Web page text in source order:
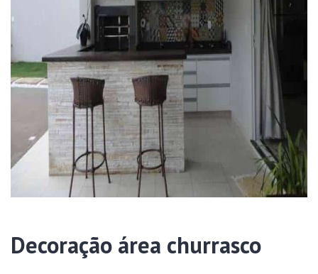
Decoração área churrasco